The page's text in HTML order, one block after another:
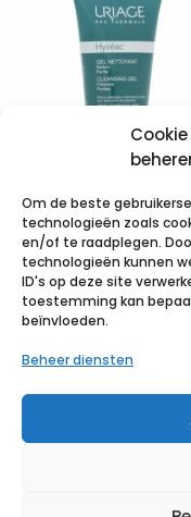
Om de beste
technologieën zoals
en/of te raadplegen.
technologieën kunnen
ID's op deze site
toestemming kan
beïnvloeden.
Beheer diensten
Uriage
Zachte
Tube 150ml
Voeg toe aan